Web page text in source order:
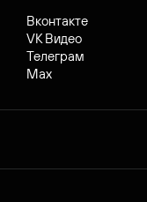
Вконтакте
VK Видео
Телеграм
Max